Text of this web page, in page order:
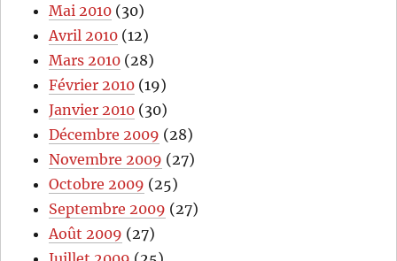
Mai 2010 (30)
Avril 2010 (12)
Mars 2010 (28)
Février 2010 (19)
Janvier 2010 (30)
Décembre 2009 (28)
Novembre 2009 (27)
Octobre 2009 (25)
Septembre 2009 (27)
Août 2009 (27)